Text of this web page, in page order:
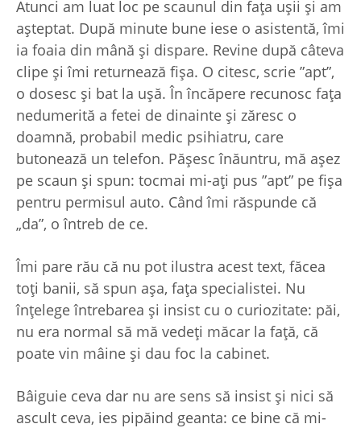
Atunci am luat loc pe scaunul din fața ușii și am
așteptat. După minute bune iese o asistentă, îmi
ia foaia din mână și dispare. Revine după câteva
clipe și îmi returnează fișa. O citesc, scrie ”apt”,
o dosesc și bat la ușă. În încăpere recunosc fața
nedumerită a fetei de dinainte și zăresc o
doamnă, probabil medic psihiatru, care
butonează un telefon. Pășesc înăuntru, mă așez
pe scaun și spun: tocmai mi-ați pus ”apt” pe fișa
pentru permisul auto. Când îmi răspunde că
„da”, o întreb de ce.
Îmi pare rău că nu pot ilustra acest text, făcea
toți banii, să spun așa, fața specialistei. Nu
înțelege întrebarea și insist cu o curiozitate: păi,
nu era normal să mă vedeți măcar la față, că
poate vin mâine și dau foc la cabinet.
Bâiguie ceva dar nu are sens să insist și nici să
ascult ceva, ies pipăind geanta: ce bine că mi-